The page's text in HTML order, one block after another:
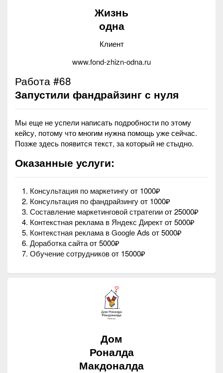
Жизнь
одна
Клиент
www.fond-zhizn-odna.ru
Работа #68
Запустили фандрайзинг с нуля
Мы еще не успели написать подробности по этому
кейсу, потому что многим нужна помощь уже сейчас.
Позже здесь появится текст, за который не стыдно.
Оказанные услуги:
Консультация по маркетингуот 1000₽
Консультация по фандрайзингуот 1000₽
Составление маркетинговой стратегииот 25000₽
Контекстная реклама в Яндекс Директот 5000₽
Контекстная реклама в Google Ads от 5000₽
Доработка сайтаот 5000₽
Обучение сотрудниковот 15000₽
Дом
Роналда
Макдоналда